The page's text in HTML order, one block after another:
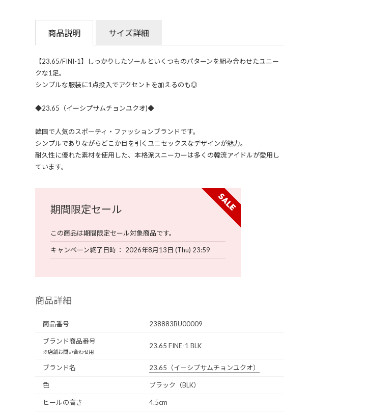
商品説明 サイズ詳細
【23.65/FINI-1】しっかりしたソールといくつものパターンを組み合わせたユニー
クな1足。
シンプルな服装に1点投入でアクセントを加えるのも◎
◆23.65（イーシプサムチョンユクオ)◆
韓国で人気のスポーティ・ファッションブランドです。
シンプルでありながらどこか目を引くユニセックスなデザインが魅力。
耐久性に優れた素材を使用した、本格派スニーカーは多くの韓流アイドルが愛用し
ています。
期間限定セール
この商品は期間限定セール対象商品です。
キャンペーン終了日時 2026年8月13日 (Thu) 23:59
商品詳細
商品番号 238883BU00009
ブランド商品番号
※店舗お問い合わせ用
23.65 FINE-1 BLK
ブランド名 23.65 （イーシプサムチョンユクオ）
色 ブラック（BLK）
ヒールの高さ 4.5cm